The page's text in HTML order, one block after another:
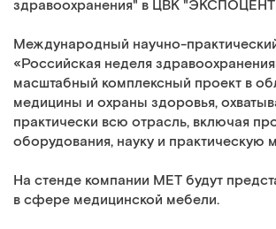
здравоохранения" в ЦВК
Международный научно-
«Российская неделя
масштабный комплексный проект в
медицины и охраны здоровья,
практически всю отрасль, включая
оборудования, науку и практическую
На стенде компании МЕТ будут
в сфере медицинской мебели.